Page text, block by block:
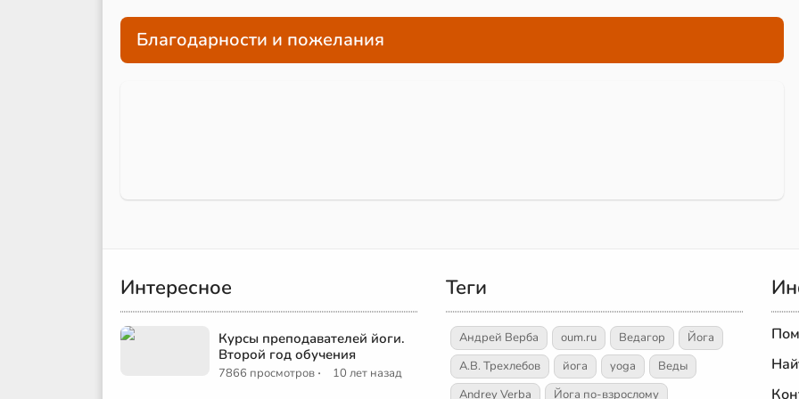
Благодарности и пожелания
Интересное
Курсы преподавателей йоги.
Второй год обучения
7866 просмотров · 10 лет назад
Теги
Андрей Верба oum.ru Ведагор
Йога
А.В. Трехлебов
йога yoga
Веды
Andrey Verba
Йога по-взрослому